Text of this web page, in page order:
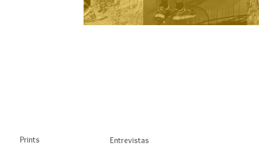
Prints
Entrevistas